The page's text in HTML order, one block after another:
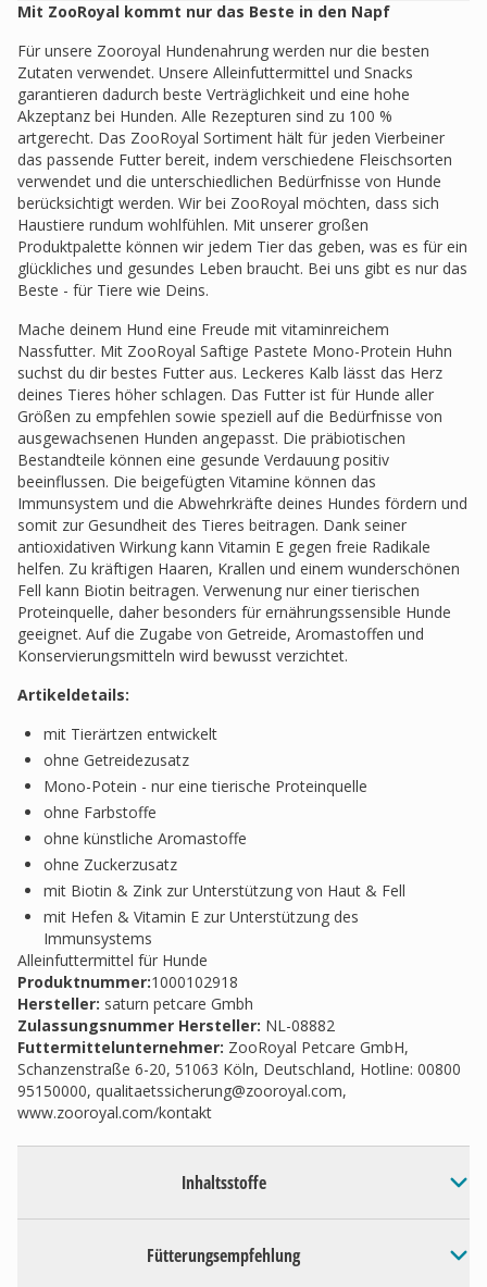
Mit ZooRoyal kommt nur das Beste in den Napf
Für unsere Zooroyal Hundenahrung werden nur die besten
Zutaten verwendet. Unsere Alleinfuttermittel und Snacks
garantieren dadurch beste Verträglichkeit und eine hohe
Akzeptanz bei Hunden. Alle Rezepturen sind zu 100 %
artgerecht. Das ZooRoyal Sortiment hält für jeden Vierbeiner
das passende Futter bereit, indem verschiedene Fleischsorten
verwendet und die unterschiedlichen Bedürfnisse von Hunde
berücksichtigt werden. Wir bei ZooRoyal möchten, dass sich
Haustiere rundum wohlfühlen. Mit unserer großen
Produktpalette können wir jedem Tier das geben, was es für ein
glückliches und gesundes Leben braucht. Bei uns gibt es nur das
Beste - für Tiere wie Deins.
Mache deinem Hund eine Freude mit vitaminreichem
Nassfutter. Mit ZooRoyal Saftige Pastete Mono-Protein Huhn
suchst du dir bestes Futter aus. Leckeres Kalb lässt das Herz
deines Tieres höher schlagen. Das Futter ist für Hunde aller
Größen zu empfehlen sowie speziell auf die Bedürfnisse von
ausgewachsenen Hunden angepasst. Die präbiotischen
Bestandteile können eine gesunde Verdauung positiv
beeinflussen. Die beigefügten Vitamine können das
Immunsystem und die Abwehrkräfte deines Hundes fördern und
somit zur Gesundheit des Tieres beitragen. Dank seiner
antioxidativen Wirkung kann Vitamin E gegen freie Radikale
helfen. Zu kräftigen Haaren, Krallen und einem wunderschönen
Fell kann Biotin beitragen. Verwenung nur einer tierischen
Proteinquelle, daher besonders für ernährungssensible Hunde
geeignet. Auf die Zugabe von Getreide, Aromastoffen und
Konservierungsmitteln wird bewusst verzichtet.
Artikeldetails:
mit Tierärtzen entwickelt
ohne Getreidezusatz
Mono-Potein - nur eine tierische Proteinquelle
ohne Farbstoffe
ohne künstliche Aromastoffe
ohne Zuckerzusatz
mit Biotin & Zink zur Unterstützung von Haut & Fell
mit Hefen & Vitamin E zur Unterstützung des
Immunsystems
Alleinfuttermittel für Hunde
Produktnummer:1000102918
Hersteller: saturn petcare Gmbh
Zulassungsnummer Hersteller: NL-08882
Futtermittelunternehmer: ZooRoyal Petcare GmbH,
Schanzenstraße 6-20, 51063 Köln, Deutschland, Hotline: 00800
95150000, qualitaetssicherung@zooroyal.com,
www.zooroyal.com/kontakt
Inhaltsstoffe
Fütterungsempfehlung